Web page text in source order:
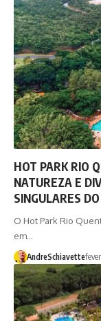
HOT PARK RIO
NATUREZA E
SINGULARES
O Hot Park Rio
em…
AndreSchiavette